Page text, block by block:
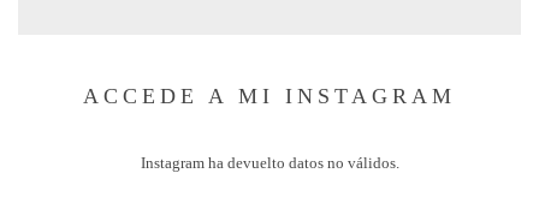
ACCEDE A MI INSTAGRAM
Instagram ha devuelto datos no válidos.